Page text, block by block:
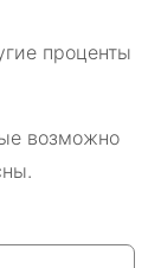
проценты
возможно